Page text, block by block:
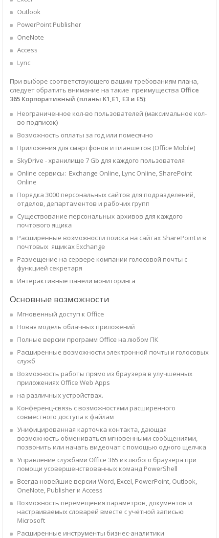
Outlook
PowerPoint Publisher
OneNote
Access
Lync
При выборе соответствующего вашим требованиям плана,
следует обратить внимание на такие преимущества Office
365 Корпоративный (планы K1,E1, Е3 и E5):
Неограниченное кол-во пользователей (максимальное кол-
во подписок)
Возможность оплаты за год или помесячно
Приложения для смартфонов и планшетов (Office Mobile)
SkyDrive - хранилище 7 Gb для каждого пользователя
Online сервисы: Exchange Online, Lync Online, SharePoint
Online
Порядка 3000 персональных сайтов для подразделений,
отделов, департаментов и рабочих групп
Существование персональных архивов для каждого
почтового ящика
Расширенные возможности поиска на сайтах SharePoint и в
почтовых ящиках Exchange
Размещение на сервере компании голосовой почты с
функцией секретаря
Интерактивные панели мониторинга
Основные возможности
Мгновенный доступ к Office
Новая модель облачных приложений
Полные версии программ Office на любом ПК
Расширенные возможности электронной почты и голосовых
служб
Возможность работы прямо из браузера в улучшенных
приложениях Office Web Apps
на различных устройствах.
Конференц-связь с возможностями расширенного
совместного доступа к файлам
Унифицированная карточка контакта, дающая
возможность обмениваться мгновенными сообщениями,
позвонить или начать видеочат с помощью одного щелчка
Управление службами Office 365 из любого браузера при
помощи усовершенствованных команд PowerShell
Всегда новейшие версии Word, Excel, PowerPoint, Outlook,
OneNote, Publisher и Access
Возможность перемещения параметров, документов и
настраиваемых словарей вместе с учётной записью
Microsoft
Расширенные инструменты бизнес-аналитики